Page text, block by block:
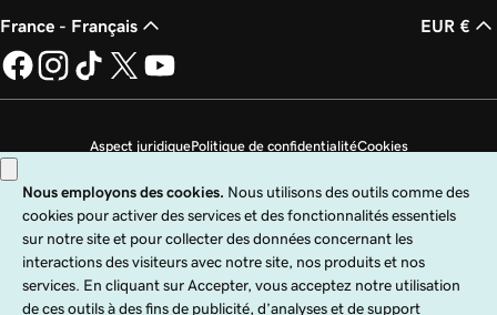
France - Français EUR €
Aspect juridiquePolitique de confidentialitéCookies
Ne revendez pas mes informations personnelles
Copyright © 1999 - 2026 GoDaddy Operating Company, LLC. Tous droits
Company, LLC aux États-Unis et dans d’autres pays. Le logo « GO » est une
marque déposée de GoDaddy.com, LLC aux États-Unis.